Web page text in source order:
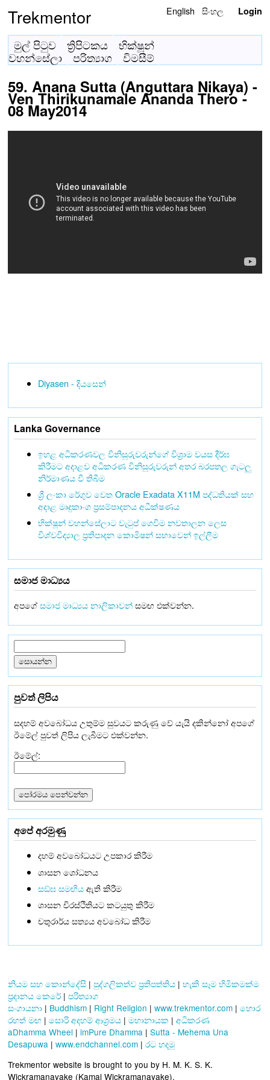
Trekmentor English සිංහල Login
මුල් පිටුව ත්‍රිපිටකය
භික්ෂූන්
වහන්සේලා
පරිත්‍යාග විමසීම්
59. Anana Sutta (Anguttara Nikaya) -
Ven Thirikunamale Ananda Thero -
08 May2014
Diyasen - දියසෙන්
Lanka Governance
ඉහළ අධිකරණවල විනිසුරුවරුන්ගේ විශ්‍රාම වයස දීර්ඝ
කිරීමට අදාළව අධිකරණ විනිසුරුවරුන් අතර බරපතල ගැටලු
නිර්මාණය වී තිබීම
ශ්‍රී ලංකා රේගුව වෙත Oracle Exadata X11M පද්ධතියක් සහ
අදාළ මෘදුකාංග ප්‍රසම්පාදනය අධීක්ෂණය
භික්ෂූන් වහන්සේලාට වැටුප් ගෙවීම නවතාලන ලෙස
විශ්වවිද්‍යාල ප්‍රතිපාදන කොමිෂන් සභාවෙන් ඉල්ලීම
සමාජ මාධ්‍යය
අපගේසමාජ මාධ්‍යය නාලිකාවන්සමඟ එක්වන්න.
පුවත් ලිපිය
සදහම් අවබෝධය උතුම්ම සුවයට කරුණු වේ යැයි දකින්නෝ අපගේ
ඊමේල් පුවත් ලිපිය ලැබීමට එක්වන්න.
ඊමේල්:
අපේ අරමුණු
දහම් අවබෝධයට උපකාර කිරීම
ශාසන ශෝධනය
සඞ්‌ඝ සමඟියඇති කිරීම
ශාසන චිරස්ථිතියට කටයුතු කිරීම
චතුරාර්ය සත්‍යය අවබෝධ කිරීම
නියම සහ කොන්දේසි | පුද්ගලිකත්ව ප්‍රතිපත්තිය | හැකි සෑම හිමිකමක්ම
ප්‍රදානය කෙරේ | පරිත්‍යාග
සංගායනා | Buddhism | Right Religion | www.trekmentor.com | හොර
රහත් මඟ | සොරි අදහම් ආශ්‍රමය | මහානායක | අධිකරණ
aDhamma Wheel | imPure Dhamma | Sutta - Mehema Una
Desapuwa | www.endchannel.com | රට හදමු
Trekmentor website is brought to you by H. M. K. S. K.
Wickramanayake (Kamal Wickramanayake).